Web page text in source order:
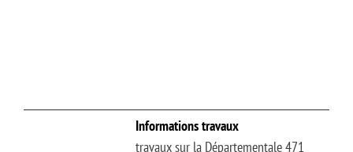
Informations travaux
travaux sur la Départementale 471